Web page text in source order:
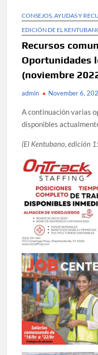
CONSEJOS, AYUDAS Y
EDICIÓN DE EL
Recursos
Oportunidades
(noviembre
admin November 6,
A continuación varias
disponibles
(El Kentubano, edición